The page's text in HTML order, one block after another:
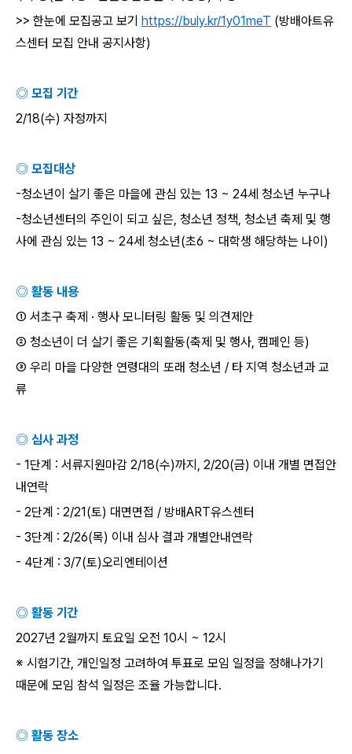
>> 한눈에 모집공고 보기 https://buly.kr/1y01meT (방배아트유
스센터 모집 안내 공지사항)
◎ 모집 기간
2/18(수) 자정까지
◎ 모집대상
-청소년이 살기 좋은 마을에 관심 있는 13 ~ 24세 청소년 누구나
-청소년센터의 주인이 되고 싶은, 청소년 정책, 청소년 축제 및 행
사에 관심 있는 13 ~ 24세 청소년(초6 ~ 대학생 해당하는 나이 )
◎ 활동 내용
① 서초구 축제 · 행사 모니터링 활동 및 의견제안
② 청소년이 더 살기 좋은 기획활동(축제 및 행사, 캠페인 등)
③ 우리 마을 다양한 연령대의 또래 청소년 / 타 지역 청소년과 교
류
◎ 심사 과정
- 1단계 : 서류지원마감 2/18(수)까지, 2/20(금) 이내 개별 면접안
내연락
- 2단계 : 2/21(토) 대면면접 / 방배ART유스센터
- 3단계 : 2/26(목) 이내 심사 결과 개별안내연락
- 4단계 : 3/7(토)오리엔테이션
◎ 활동 기간
2027년 2월까지 토요일 오전 10시 ~ 12시
※ 시험기간, 개인일정 고려하여 투표로 모임 일정을 정해나가기
때문에 모임 참석 일정은 조율 가능합니다.
◎ 활동 장소